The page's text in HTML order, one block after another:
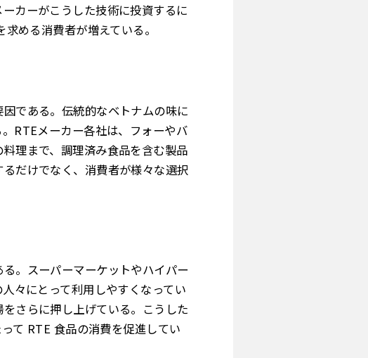
カーがこうした技術に投資するに
める消費者が増えている。
である。伝統的なベトナムの味に
RTEメーカー各社は、フォーやバ
理まで、調理済み食品を含む製品
だけでなく、消費者が様々な選択
。スーパーマーケットやハイパー
々にとって利用しやすくなってい
さらに押し上げている。こうした
て RTE 食品の消費を促進してい